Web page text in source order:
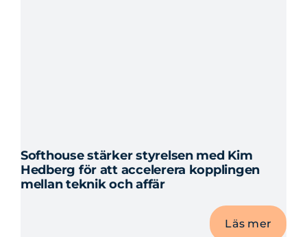
Softhouse stärker styrelsen med Kim
Hedberg för att accelerera kopplingen
mellan teknik och affär
Läs mer